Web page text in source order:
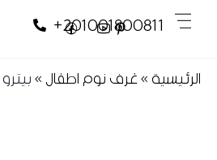
+201001800811
الرئيسية»غرف نوم اطفال»بيترو